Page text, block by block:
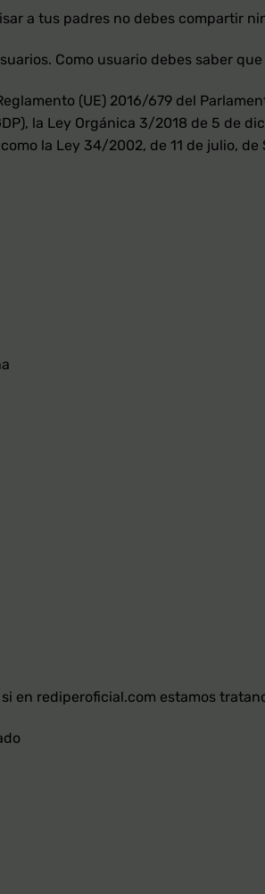
a tus padres no debes compartir
Como usuario debes saber
(UE) 2016/679 del
la Ley Orgánica 3/2018 de 5 de
la Ley 34/2002, de 11 de julio,
en rediperoficial.com estamos